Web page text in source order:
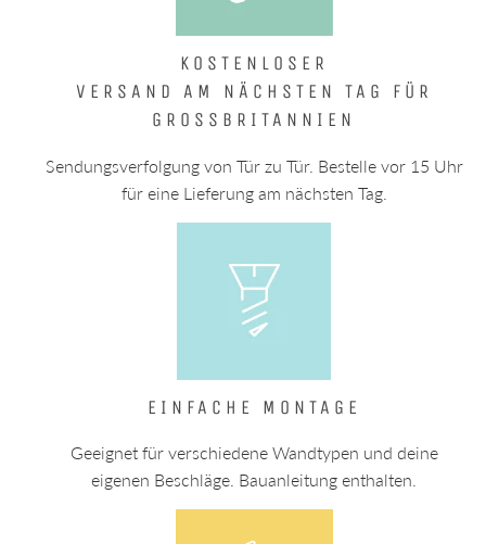
KOSTENLOSER
VERSAND AM NÄCHSTEN TAG FÜR
GROSSBRITANNIEN
Sendungsverfolgung von Tür zu Tür. Bestelle vor 15 Uhr
für eine Lieferung am nächsten Tag.
EINFACHE MONTAGE
Geeignet für verschiedene Wandtypen und deine
eigenen Beschläge. Bauanleitung enthalten.